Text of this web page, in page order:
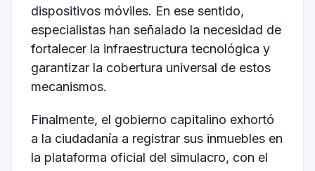
dispositivos móviles. En ese sentido,
especialistas han señalado la necesidad de
fortalecer la infraestructura tecnológica y
garantizar la cobertura universal de estos
mecanismos.
Finalmente, el gobierno capitalino exhortó
a la ciudadanía a registrar sus inmuebles en
la plataforma oficial del simulacro, con el